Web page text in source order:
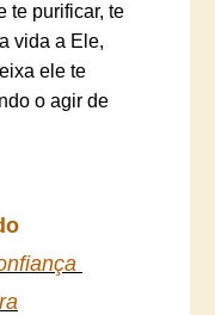
te purificar, te
vida a Ele,
ele te
o agir de